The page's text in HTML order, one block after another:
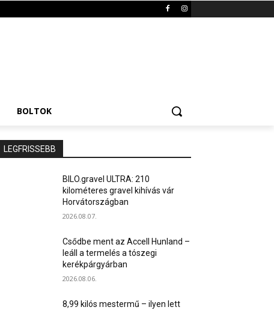
BOLTOK
LEGFRISSEBB
BILO.gravel ULTRA: 210
kilométeres gravel kihívás vár
Horvátországban
2026.08.07.
Csődbe ment az Accell Hunland –
leáll a termelés a tószegi
kerékpárgyárban
2026.08.06.
8,99 kilós mestermű – ilyen lett